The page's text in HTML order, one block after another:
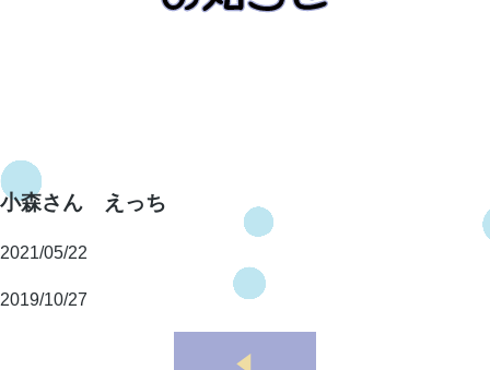
小森さん えっち
2021/05/22
2019/10/27